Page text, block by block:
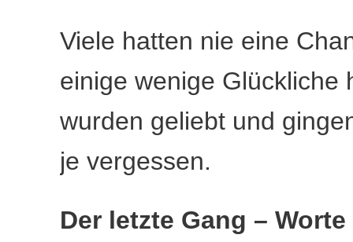
Viele hatten nie eine
einige wenige Glückliche
wurden geliebt und
je vergessen.
Der letzte Gang –